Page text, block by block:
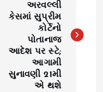
અરવલ્લી
કેસમાં સુપ્રીમ
કોર્ટેનો
પોતાનાજ
આદેશ પર સ્ટે;
આગામી
સુનાવણી 21મી
એ થશે